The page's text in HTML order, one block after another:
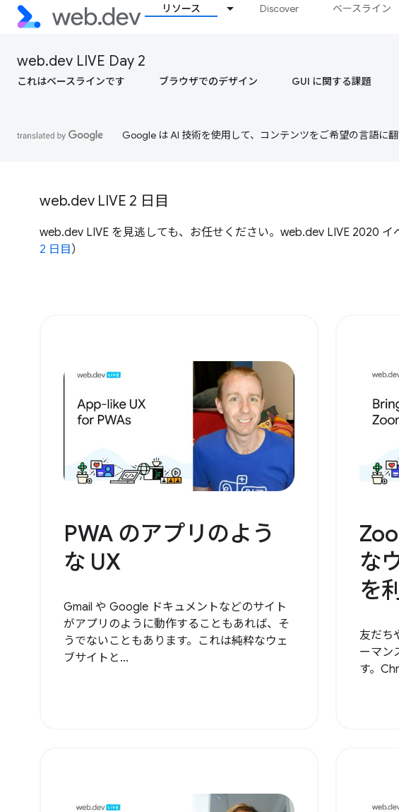
リソース Discover ベースライン
web.dev LIVE Day 2
これはベースラインです ブラウザでのデザイン GUI に関する課題
Google は AI 技術を使用して、コンテンツをご希望の言語に
web.dev LIVE 2 日目
web.dev LIVE を見逃しても、お任せください。web.dev LIVE 2020 イ
2 日目 ）
PWA のアプリのよう
な UX
Gmail や Google ドキュメントなどのサイト
がアプリのように動作することもあれば、そ
うでないこともあります。これは純粋なウェ
ブサイトと...
な
を
友だち
ーマン
す。